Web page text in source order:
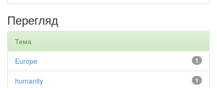
Перегляд
Тема
1
Europe
1
humanity